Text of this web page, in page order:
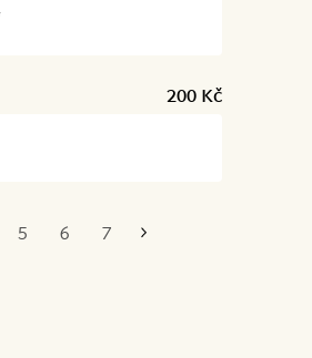
200 Kč
5 6 7